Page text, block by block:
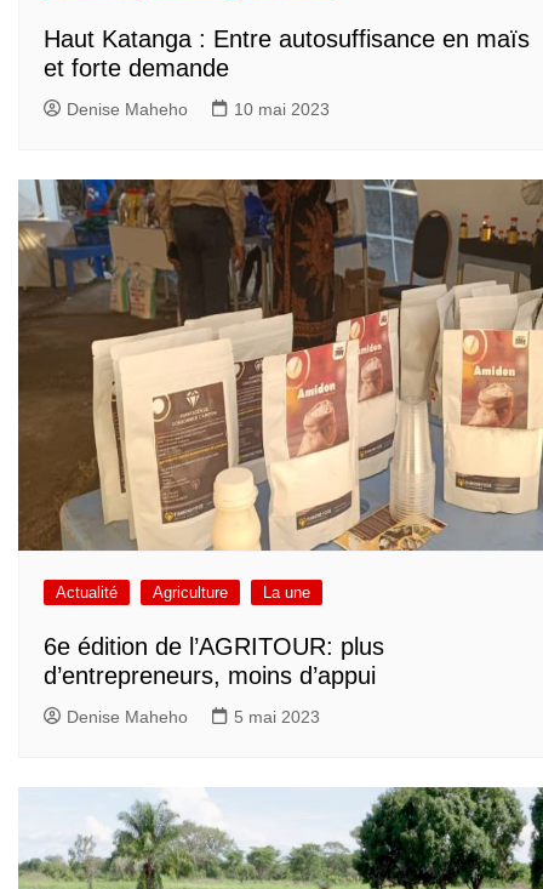
Haut Katanga : Entre autosuffisance en maïs
et forte demande
Denise Maheho 10 mai 2023
Actualité Agriculture La une
6e édition de l’AGRITOUR: plus
d’entrepreneurs, moins d’appui
Denise Maheho 5 mai 2023